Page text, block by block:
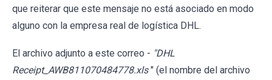
que reiterar que este mensaje no está asociado en modo
alguno con la empresa real de logística DHL.
El archivo adjunto a este correo - "DHL
Receipt_AWB811070484778.xls " (el nombre del archivo